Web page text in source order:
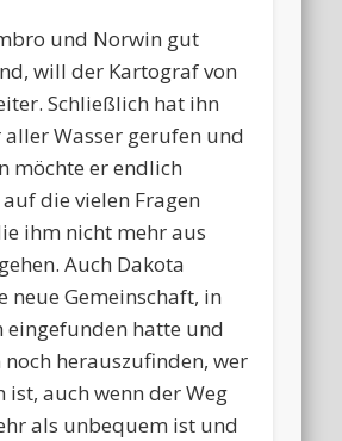
und Norwin gut
will der Kartograf von
Schließlich hat ihn
Wasser gerufen und
möchte er endlich
die vielen Fragen
ihm nicht mehr aus
Auch Dakota
neue Gemeinschaft, in
eingefunden hatte und
herauszufinden, wer
ist, auch wenn der Weg
als unbequem ist und